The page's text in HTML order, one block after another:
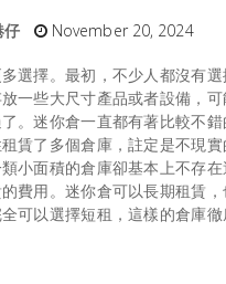
仔 November 20, 2024
選擇。最初，不少人都沒有
一些大尺寸產品或者設備，
。迷你倉一直都有著比較不
賃了多個倉庫，註定是不現
小面積的倉庫卻基本上不存
費用。迷你倉可以長期租賃
可以選擇短租，這樣的倉庫